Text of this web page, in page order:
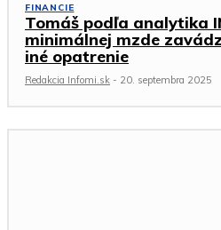
FINANCIE
Tomáš podľa analytika
minimálnej mzde
iné opatrenie
Redakcia Infomi.sk - 20. septembra 2025